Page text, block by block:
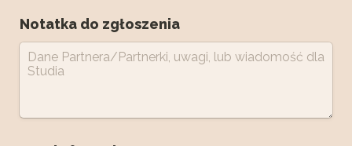
Notatka do zgłoszenia